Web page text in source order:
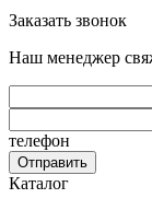
Заказать звонок
Наш менеджер
телефон
Отправить
Каталог